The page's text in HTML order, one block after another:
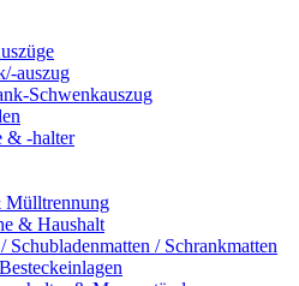
auszug
Schwenkauszug
& -halter
Mülltrennung
& Haushalt
Schubladenmatten / Schrankmatten